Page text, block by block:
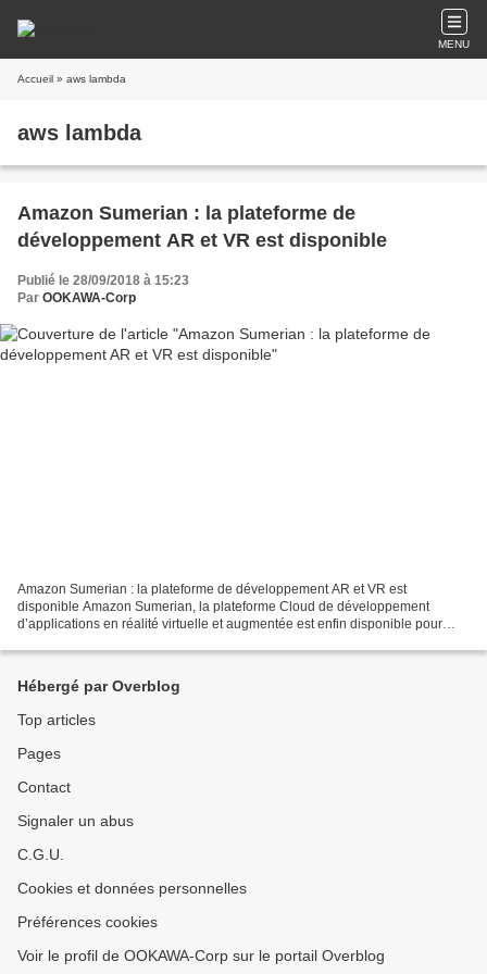
MENU
Accueil » aws lambda
aws lambda
Amazon Sumerian : la plateforme de
développement AR et VR est disponible
Publié le 28/09/2018 à 15:23
Par OOKAWA-Corp
Amazon Sumerian : la plateforme de développement AR et VR est
disponible Amazon Sumerian, la plateforme Cloud de développement
d’applications en réalité virtuelle et augmentée est enfin disponible pour
Hébergé par Overblog
Top articles
Pages
Contact
Signaler un abus
C.G.U.
Cookies et données personnelles
Préférences cookies
Voir le profil de OOKAWA-Corp sur le portail Overblog